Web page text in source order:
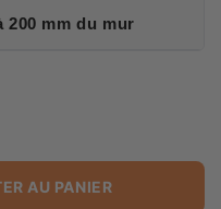
200 mm du mur
AU PANIER